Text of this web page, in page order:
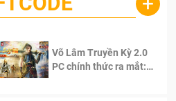
Võ Lâm Truyền Kỳ 2.0
PC chính thức ra mắt: